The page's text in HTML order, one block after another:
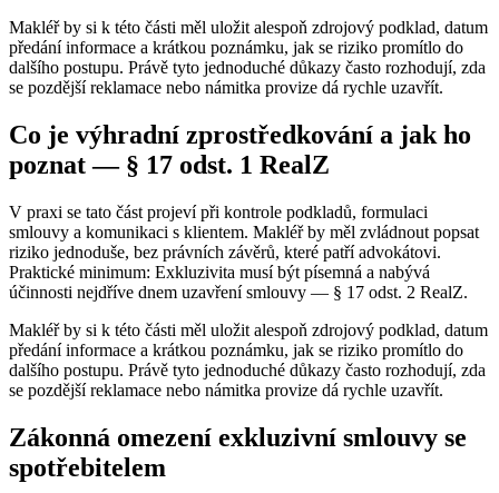
Makléř by si k této části měl uložit alespoň zdrojový podklad, datum
předání informace a krátkou poznámku, jak se riziko promítlo do
dalšího postupu. Právě tyto jednoduché důkazy často rozhodují, zda
se pozdější reklamace nebo námitka provize dá rychle uzavřít.
Co je výhradní zprostředkování a jak ho
poznat — § 17 odst. 1 RealZ
V praxi se tato část projeví při kontrole podkladů, formulaci
smlouvy a komunikaci s klientem. Makléř by měl zvládnout popsat
riziko jednoduše, bez právních závěrů, které patří advokátovi.
Praktické minimum: Exkluzivita musí být písemná a nabývá
účinnosti nejdříve dnem uzavření smlouvy — § 17 odst. 2 RealZ.
Makléř by si k této části měl uložit alespoň zdrojový podklad, datum
předání informace a krátkou poznámku, jak se riziko promítlo do
dalšího postupu. Právě tyto jednoduché důkazy často rozhodují, zda
se pozdější reklamace nebo námitka provize dá rychle uzavřít.
Zákonná omezení exkluzivní smlouvy se
spotřebitelem